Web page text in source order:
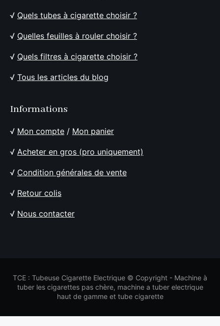
√ Quels tubes à cigarette choisir ?
√ Quelles feuilles à rouler choisir ?
√ Quels filtres à cigarette choisir ?
√ Tous les articles du blog
Informations
√ Mon compte / Mon panier
√ Acheter en gros (pro uniquement)
√ Condition générales de vente
√ Retour colis
√ Nous contacter
TCE : Tubeuse Cigarette Electrique © Copyright - Machine à
tuber les cigarettes pas chère, machine a tuber electrique
haut de gamme et tube cigarette